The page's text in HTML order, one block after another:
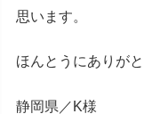
思います。
ほんとうにありが
静岡県／K様